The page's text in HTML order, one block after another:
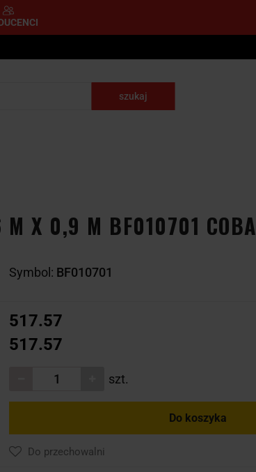
pneumatyczne
Narzędzia skrawające
M X 0,9 M BF010701 COBA
Symbol: BF010701
517.57
517.57
szt.
Do koszyka
Do przechowalni